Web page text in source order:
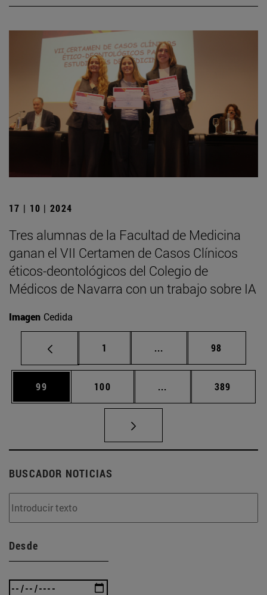
17 | 10 | 2024
Tres alumnas de la Facultad de Medicina
ganan el VII Certamen de Casos Clínicos
éticos-deontológicos del Colegio de
Médicos de Navarra con un trabajo sobre IA
Imagen Cedida
Página
1 ... Páginas intermedias
Página
98
Página
99 Página
100 ... Páginas intermedias
Página
389
BUSCADOR NOTICIAS
Desde